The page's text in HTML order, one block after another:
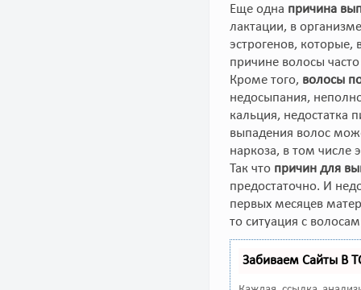
Еще одна причина
лактации, в
эстрогенов, которые,
причине волосы
Кроме того, волосы
недосыпания,
кальция, недостатка
выпадения волос
наркоза, в том числе
Так что причин для
предостаточно. И
первых месяцев
то ситуация с
Забиваем Сайты В